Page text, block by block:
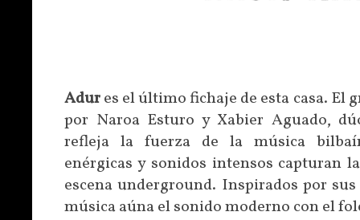
Adures el último fichaje de esta casa. El
por Naroa Esturo y Xabier Aguado,
refleja la fuerza de la música
enérgicas y sonidos intensos capturan
escena underground. Inspirados por
música aúna el sonido moderno con el